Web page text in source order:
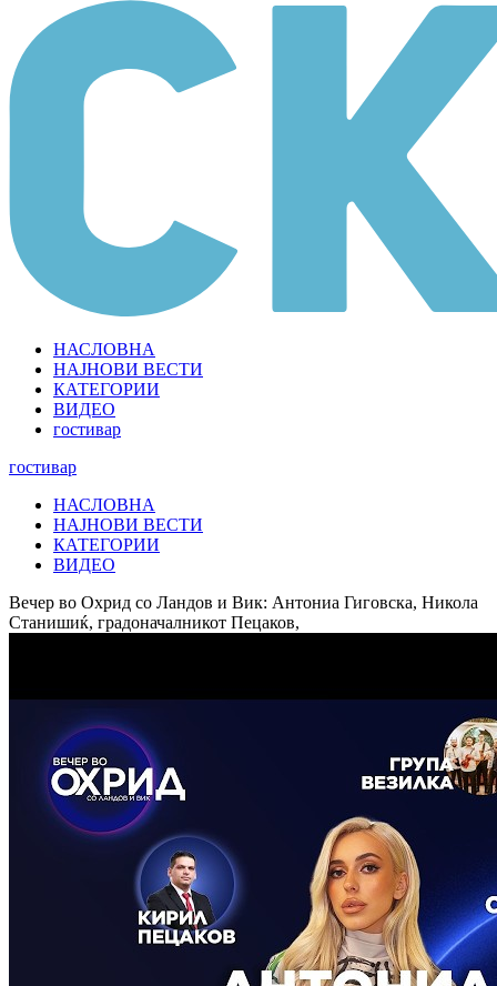
НАСЛОВНА
НАЈНОВИ ВЕСТИ
КАТЕГОРИИ
ВИДЕО
гостивар
гостивар
НАСЛОВНА
НАЈНОВИ ВЕСТИ
КАТЕГОРИИ
ВИДЕО
Вечер во Охрид со Ландов и Вик: Антониа Гиговска, Никола
Станишиќ, градоначалникот Пецаков,